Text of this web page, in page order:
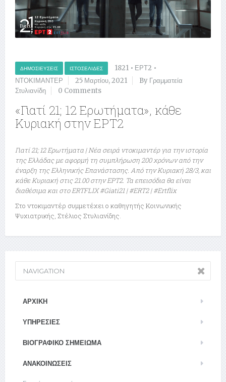
ΔΗΜΟΣΙΕΎΣΕΙΣ ΙΣΤΟΣΕΛΊΔΕΣ 1821 • ΕΡΤ2 •
ΝΤΟΚΙΜΑΝΤΕΡ
25 Μαρτίου, 2021
By Γραμματεία
Στυλιανίδη
0 Comments
«Γιατί 21; 12 Ερωτήματα», κάθε
Κυριακή στην ΕΡΤ2
Γιατί 21; 12 Ερωτήματα | Νέα σειρά ντοκιμαντέρ για την ιστορία
της Ελλάδας με αφορμή τη συμπλήρωση 200 χρόνων από την
έναρξη της Ελληνικής Επανάστασης. Από την Κυριακή 28/3, και
κάθε Κυριακή στις 21.00 στην ΕΡΤ2. Τα επεισόδια θα είναι
διαθέσιμα και στο ERTFLIX #Giati21 | #ERT2 | #Ertflix
Στο ντοκιμαντέρ συμμετέχει ο καθηγητής Κοινωνικής
Ψυχιατρικής, Στέλιος Στυλιανίδης.
NAVIGATION
ΑΡΧΙΚΉ
ΥΠΗΡΕΣΊΕΣ
ΒΙΟΓΡΑΦΙΚΌ ΣΗΜΕΊΩΜΑ
ΑΝΑΚΟΙΝΏΣΕΙΣ